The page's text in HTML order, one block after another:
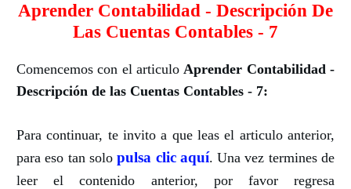
Aprender Contabilidad - Descripción De
Las Cuentas Contables - 7
Comencemos con el articuloAprender Contabilidad -
Descripción de las Cuentas Contables - 7:
Para continuar, te invito a que leas el articulo anterior,
para eso tan solopulsa clic aquí.Una vez termines de
leer el contenido anterior, por favor regresa